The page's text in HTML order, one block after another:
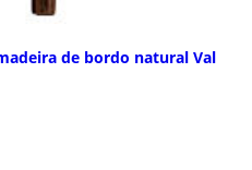
de bordo natural Val